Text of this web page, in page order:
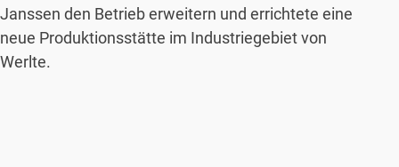
Janssen den Betrieb erweitern und errichtete eine
neue Produktionsstätte im Industriegebiet von
Werlte.